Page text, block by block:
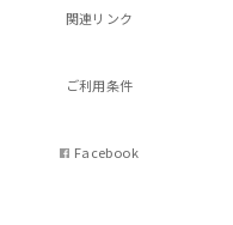
関連リンク
ご利用条件
Facebook